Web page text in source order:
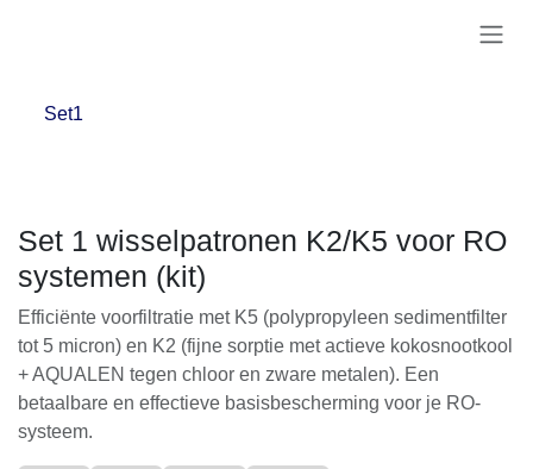
Set1
Set 1 wisselpatronen K2/K5 voor RO
systemen (kit)
Efficiënte voorfiltratie met K5 (polypropyleen sedimentfilter
tot 5 micron) en K2 (fijne sorptie met actieve kokosnootkool
+ AQUALEN tegen chloor en zware metalen). Een
betaalbare en effectieve basisbescherming voor je RO-
systeem.